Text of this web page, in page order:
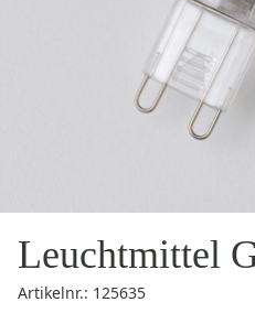
Leuchtmittel
Artikelnr.: 125635